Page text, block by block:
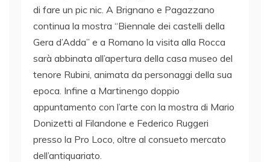
di fare un pic nic. A Brignano e Pagazzano
continua la mostra “Biennale dei castelli della
Gera d’Adda” e a Romano la visita alla Rocca
sarà abbinata all’apertura della casa museo del
tenore Rubini, animata da personaggi della sua
epoca. Infine a Martinengo doppio
appuntamento con l’arte con la mostra di Mario
Donizetti al Filandone e Federico Ruggeri
presso la Pro Loco, oltre al consueto mercato
dell’antiquariato.